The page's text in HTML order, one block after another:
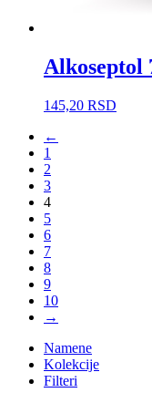
Alkoseptol
145,20 RSD
←
1
2
3
4
5
6
7
8
9
10
→
Namene
Kolekcije
Filteri